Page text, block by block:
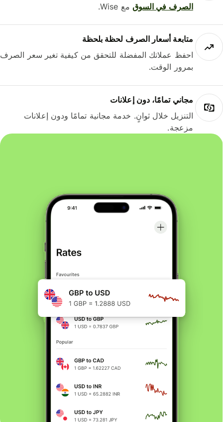
الصرف في السوقمع Wise.
متابعة أسعار الصرف لحظة بلحظة
احفظ عملاتك المفضلة للتحقق من كيفية تغير سعر الصرف
بمرور الوقت.
مجاني تمامًا، دون إعلانات
التنزيل خلال ثوانٍ. خدمة مجانية تمامًا ودون إعلانات
مزعجة.